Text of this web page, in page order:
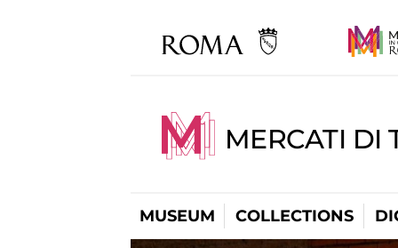
MERCATI DI
MUSEUM COLLECTIONS